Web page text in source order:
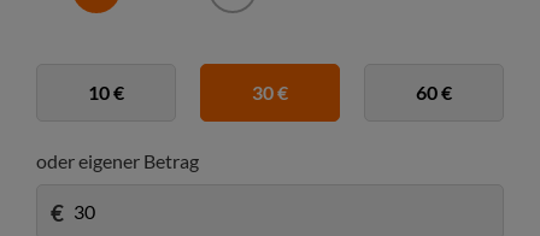
10 € 30 € 60 €
oder eigener Betrag
€